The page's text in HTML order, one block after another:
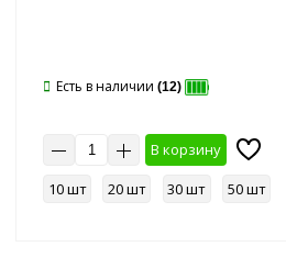
Есть в наличии (12)
В корзину
10 шт
20 шт 30 шт 50 шт